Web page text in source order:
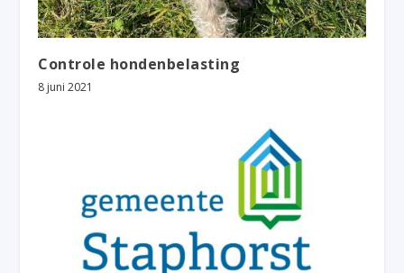
Controle hondenbelasting
8 juni 2021